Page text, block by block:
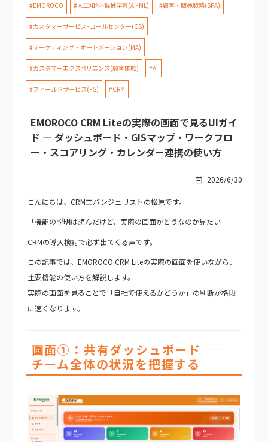
#EMOROCO #人工知能･機械学習(AI･ML) #顧客・販売戦略(SFA)
#カスタマーサービス･コールセンター(CS)
#マーケティング・オートメーション(MA)
#カスタマーエクスペリエンス(顧客体験) #AI
#フィールドサービス(FS) #CRM
EMOROCO CRM Liteの実際の画面で見るUIガイ
ド — ダッシュボード・GISマップ・ワークフロ
ー・スコアリング・カレンダー連携の使い方
2026/6/30
こんにちは、CRMエバンジェリストの松原です。
「機能の説明は読んだけど、実際の画面がどうなのか見たい」
CRMの導入検討で必ず出てくる声です。
この記事では、EMOROCO CRM Liteの実際の画面を使いながら、
主要機能の使い方を解説します。
実際の画面を見ることで「自社で使えるかどうか」の判断が格段
に速くなります。
画面①：共有ダッシュボード——
チーム全体の状況を把握する